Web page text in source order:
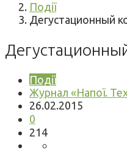
Події
Дегустационный
Події
Журнал «Напої.
26.02.2015
0
214